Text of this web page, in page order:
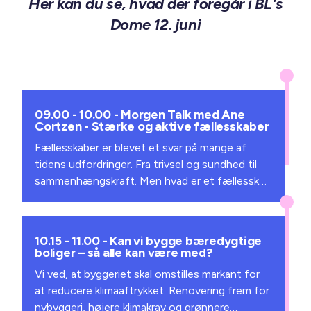
boogie – og én ting er sikkert: Rillerne holdes
varme, og dansegulvet kommer i gang.
Dome 12. juni
09.00 - 10.00 - Morgen Talk med Ane
Cortzen - Stærke og aktive fællesskaber
Fællesskaber er blevet et svar på mange af
tidens udfordringer. Fra trivsel og sundhed til
sammenhængskraft. Men hvad er et fællesskab
Og hvornår virker fællesskaber – og hvornår gør
10.15 - 11.00 - Kan vi bygge bæredygtige
boliger – så alle kan være med?
Vi ved, at byggeriet skal omstilles markant for
at reducere klimaaftrykket. Renovering frem for
nybyggeri, højere klimakrav og grønnere